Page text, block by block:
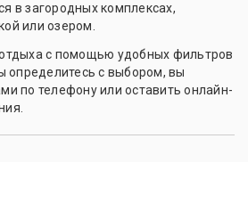
в загородных комплексах,
или озером.
с помощью удобных фильтров
определитесь с выбором, вы
по телефону или оставить онлайн-